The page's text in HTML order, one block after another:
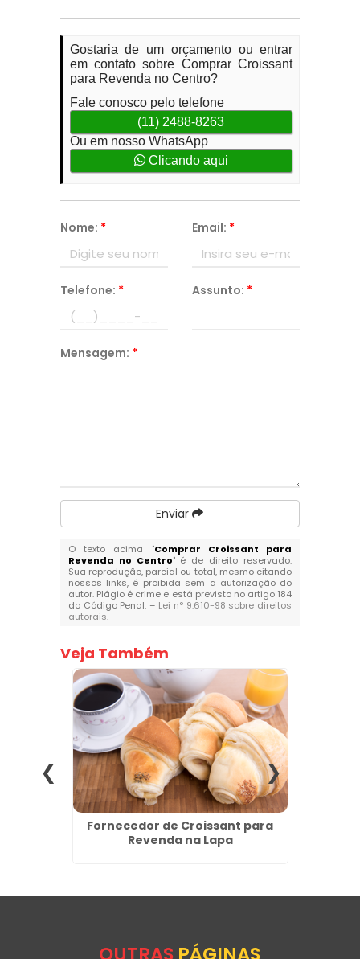
Gostaria de um orçamento ou entrar
em contato sobre Comprar Croissant
para Revenda no Centro?
Fale conosco pelo telefone
(11) 2488-8263
Ou em nosso WhatsApp
Clicando aqui
Nome: * Email: *
Telefone: * Assunto: *
Mensagem: *
Enviar
O texto acima "Comprar Croissant para
Revenda no Centro" é de direito reservado.
Sua reprodução, parcial ou total, mesmo citando
nossos links, é proibida sem a autorização do
autor. Plágio é crime e está previsto no artigo 184
do Código Penal. – Lei n° 9.610-98 sobre direitos
autorais.
Veja Também
Fornecedor de Croissant para
Revenda na Lapa
OUTRAS PÁGINAS